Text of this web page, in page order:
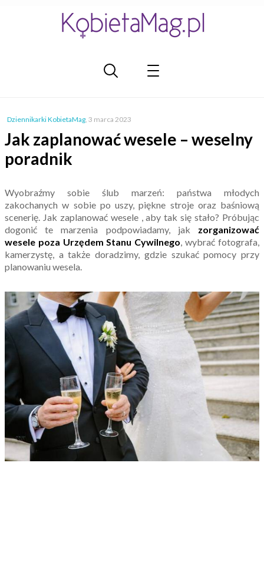
Dziennikarki KobietaMag, 3 marca 2023
Jak zaplanować wesele – weselny
poradnik
Wyobraźmy sobie ślub marzeń: państwa młodych
zakochanych w sobie po uszy, piękne stroje oraz baśniową
scenerię. Jak zaplanować wesele , aby tak się stało? Próbując
dogonić te marzenia podpowiadamy, jak zorganizować
wesele poza Urzędem Stanu Cywilnego, wybrać fotografa,
kamerzystę, a także doradzimy, gdzie szukać pomocy przy
planowaniu wesela.